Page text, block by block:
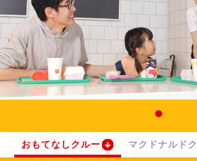
おもてなしクルー マクドナルド